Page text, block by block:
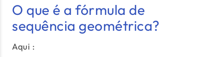
O que é a fórmula de
sequência geométrica?
Aqui :